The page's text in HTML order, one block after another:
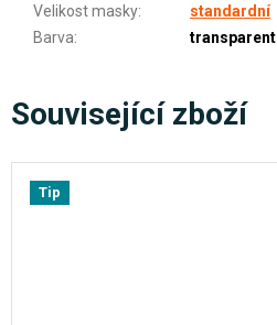
Velikost masky:
standardní
Barva: transparent
Související zboží
Tip